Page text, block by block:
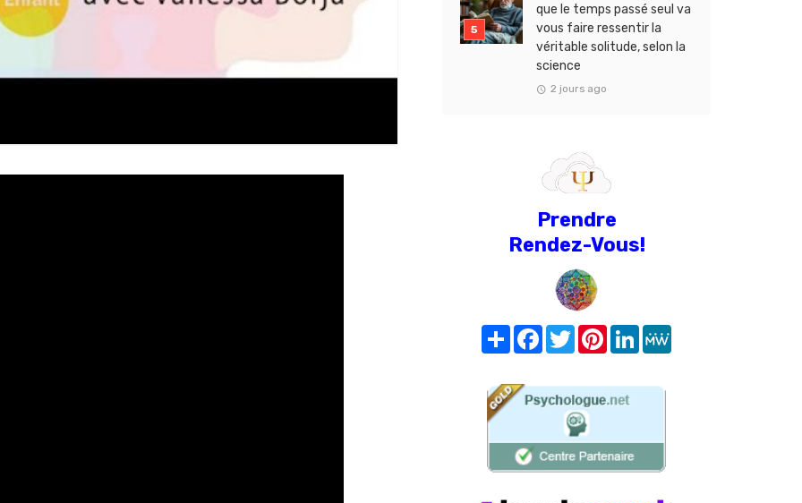
que le temps passé seul va
vous faire ressentir la
véritable solitude, selon la
science
2 jours ago
Prendre
Rendez-Vous!
Share FacebookTwitterPinterest
LinkedIn